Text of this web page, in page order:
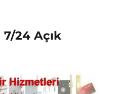
24 Açık